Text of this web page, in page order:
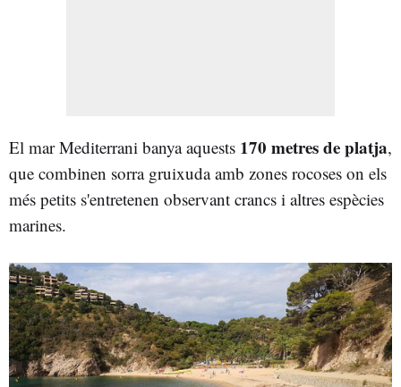
El mar Mediterrani banya aquests 170 metres de platja,
que combinen sorra gruixuda amb zones rocoses on els
més petits s'entretenen observant crancs i altres espècies
marines.